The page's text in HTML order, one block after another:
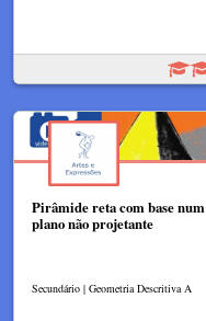
Pirâmide reta com base num
plano não projetante
Secundário | Geometria Descritiva A